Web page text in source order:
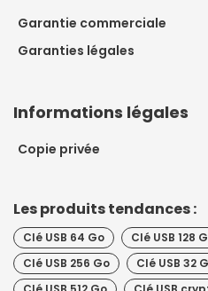
Garantie commerciale
Garanties légales
Informations légales
Copie privée
Les produits tendances :
Clé USB 64 Go Clé USB 128
Clé USB 256 Go
Clé USB 32